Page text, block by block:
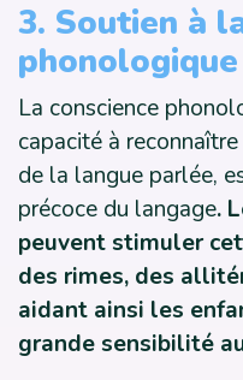
3. Soutien à
phonologique
La conscience
capacité à
de la langue parlée,
précoce du langage.
peuvent stimuler
des rimes, des
aidant ainsi les
grande sensibilité